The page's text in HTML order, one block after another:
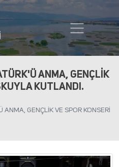
ANMA, GENÇLİK
KUTLANDI.
ANMA, GENÇLİK VE SPOR KONSERİ